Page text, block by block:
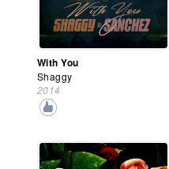
With You
Shaggy
2014